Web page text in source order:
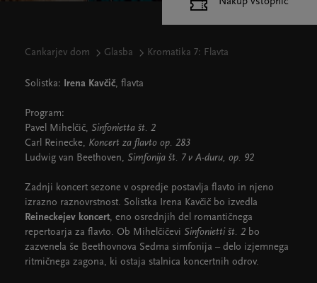
Cankarjev dom Glasba Kromatika 7: Flavta
Solistka: Irena Kavčič, flavta
Program:
Pavel Mihelčič, Sinfonietta št. 2
Carl Reinecke, Koncert za flavto op. 283
Ludwig van Beethoven, Simfonija št. 7 v A-duru, op. 92
Zadnji koncert sezone v ospredje postavlja flavto in njeno
izrazno raznovrstnost. Solistka Irena Kavčič bo izvedla
Reineckejev koncert, eno osrednjih del romantičnega
repertoarja za flavto. Ob Mihelčičevi Sinfonietti št. 2 bo
zazvenela še Beethovnova Sedma simfonija – delo izjemnega
ritmičnega zagona, ki ostaja stalnica koncertnih odrov.